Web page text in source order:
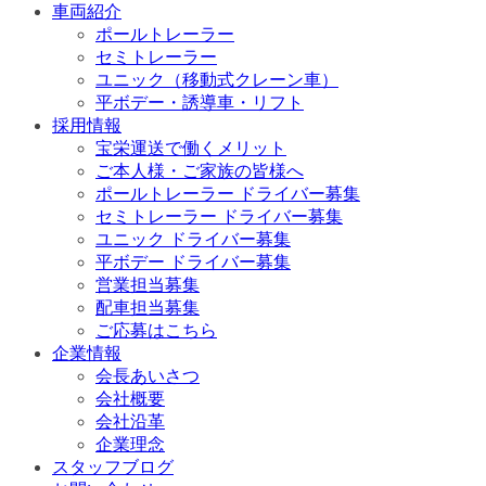
車両紹介
ポールトレーラー
セミトレーラー
ユニック（移動式クレーン車）
平ボデー・誘導車・リフト
採用情報
宝栄運送で働くメリット
ご本人様・ご家族の皆様へ
ポールトレーラー ドライバー募集
セミトレーラー ドライバー募集
ユニック ドライバー募集
平ボデー ドライバー募集
営業担当募集
配車担当募集
ご応募はこちら
企業情報
会長あいさつ
会社概要
会社沿革
企業理念
スタッフブログ